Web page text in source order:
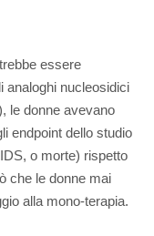
essere
analoghi nucleosidici
le donne avevano
endpoint dello studio
o morte) rispetto
che le donne mai
alla mono-terapia.